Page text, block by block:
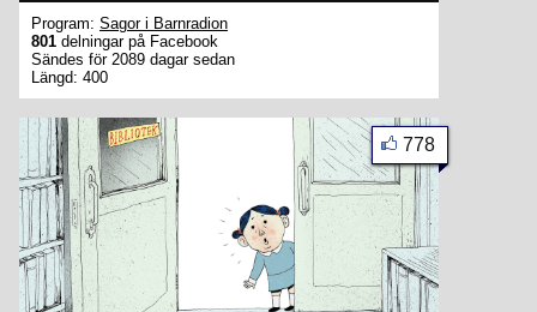
Program: Sagor i Barnradion
801 delningar på Facebook
Sändes för 2089 dagar sedan
Längd: 400
778